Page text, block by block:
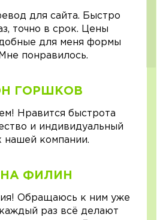
для сайта. Быстро
точно в срок. Цены
для меня формы
понравилось.
ГОРШКОВ
Нравится быстрота
и индивидуальный
нашей компании.
ФИЛИН
Обращаюсь к ним уже
раз всё делают